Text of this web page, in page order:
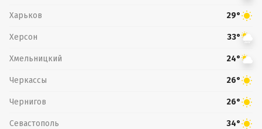
Харьков 29°
Херсон 33°
Хмельницкий 24°
Черкассы 26°
Чернигов 26°
Севастополь 34°